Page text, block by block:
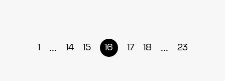
1 ... 14 15 16 17 18 ... 23